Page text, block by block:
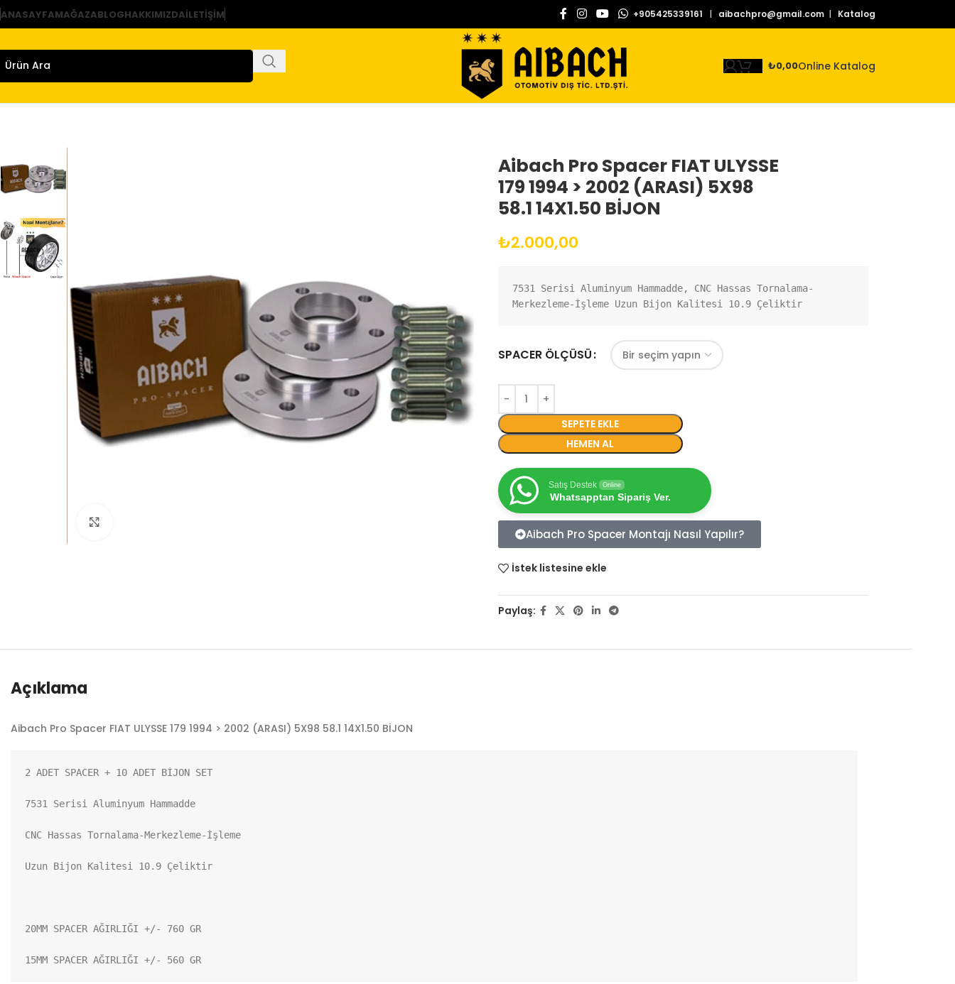
ANASAYFAMAĞAZABLOGHAKKIMIZDAİLETIŞIM +905425339161 | aibachpro@gmail.com | Katalog
₺0,00Online Katalog
Aibach Pro Spacer FIAT ULYSSE
179 1994 > 2002 (ARASI) 5X98
58.1 14X1.50 BİJON
₺2.000,00
7531 Serisi Aluminyum Hammadde, CNC Hassas Tornalama-
Merkezleme-İşleme Uzun Bijon Kalitesi 10.9 Çeliktir
SPACER ÖLÇÜSÜ
SEPETE EKLE
HEMEN AL
Satış Destek Online
Whatsapptan Sipariş Ver.
Aibach Pro Spacer Montajı Nasıl Yapılır?
İstek listesine ekle
Paylaş:
Açıklama
Aibach Pro Spacer FIAT ULYSSE 179 1994 > 2002 (ARASI) 5X98 58.1 14X1.50 BİJON
2 ADET SPACER + 10 ADET BİJON SET
7531 Serisi Aluminyum Hammadde
CNC Hassas Tornalama-Merkezleme-İşleme
Uzun Bijon Kalitesi 10.9 Çeliktir
20MM SPACER AĞIRLIĞI +/- 760 GR
15MM SPACER AĞIRLIĞI +/- 560 GR